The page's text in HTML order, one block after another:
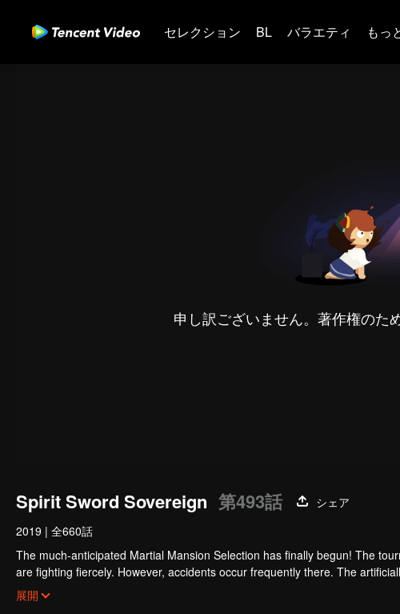
セレクション BL バラエティ もっ
申し訳ございません。著作権のた
Spirit Sword Sovereign 第493話
シェア
2019 | 全660話
The much-anticipated Martial Mansion Selection has finally begun! The
are fighting fiercely. However, accidents occur frequently there. The
the strongest people that ensue, all reveal the mysterious and huge
able to cut through the thorns in this treacherous assassination and carry
展開